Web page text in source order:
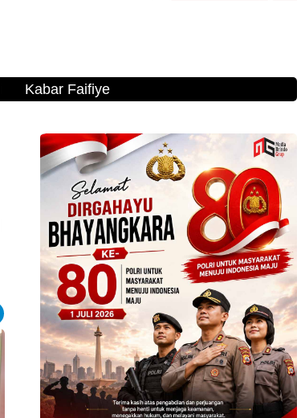
Kabar Faifiye